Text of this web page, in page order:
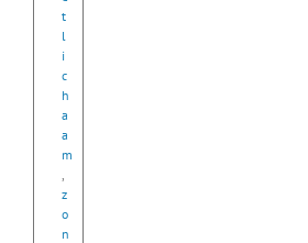
t
l
i
c
h
a
a
m
z
o
n